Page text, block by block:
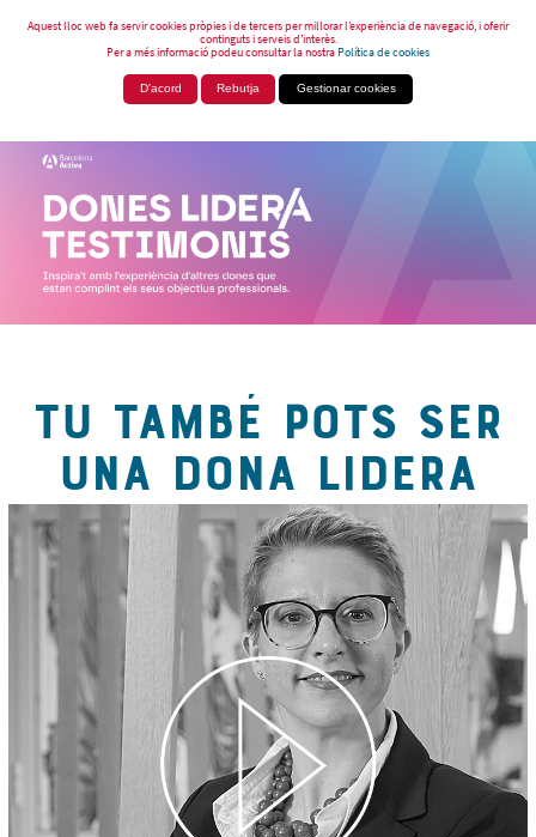
Aquest lloc web fa servir cookies pròpies i de tercers per millorar l’experiència de navegació, i oferir
continguts i serveis d’interès.
Per a més informació podeu consultar la nostraPolítica de cookies
D'acord Rebutja Gestionar cookies
TU TAMBÉ POTS SER
UNA DONA LIDERA